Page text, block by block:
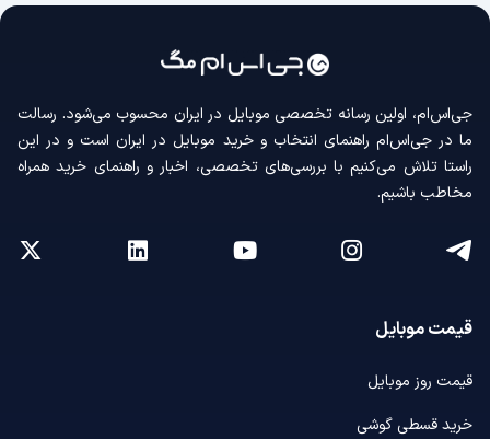
جی‌اس‌ام، اولین رسانه‌ تخصصی موبایل در ایران محسوب می‌شود. رسالت
ما در جی‌اس‌ام راهنمای انتخاب و خرید موبایل در ایران است و در این
راستا تلاش می‌کنیم با بررسی‌های تخصصی، اخبار و راهنمای خرید همراه
مخاطب باشیم.
قیمت موبایل
قیمت روز موبایل
خرید قسطی گوشی